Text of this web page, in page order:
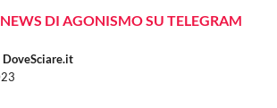
DI AGONISMO SU TELEGRAM
DoveSciare.it